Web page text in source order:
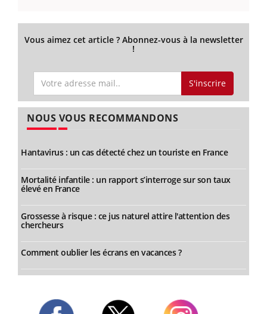
Vous aimez cet article ? Abonnez-vous à la newsletter
!
S'inscrire
NOUS VOUS RECOMMANDONS
Hantavirus : un cas détecté chez un touriste en France
Mortalité infantile : un rapport s’interroge sur son taux
élevé en France
Grossesse à risque : ce jus naturel attire l'attention des
chercheurs
Comment oublier les écrans en vacances ?